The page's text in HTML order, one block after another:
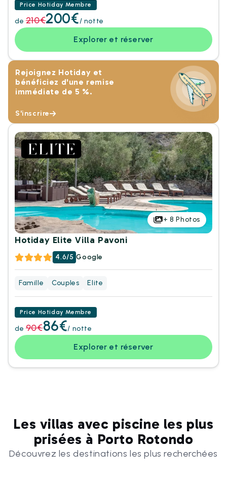
Price Hotiday Membre
de 210€200€/ notte
Explorer et réserver
Rejoignez Hotiday et
bénéficiez d'une remise
immédiate de 5 %.
S'inscrire
+8 Photos
Hotiday Elite Villa Pavoni
4.6/5 Google
Famille Couples Elite
Price Hotiday Membre
de 90€86€/ notte
Explorer et réserver
Les villas avec piscine les plus
prisées à Porto Rotondo
Découvrez les destinations les plus recherchées